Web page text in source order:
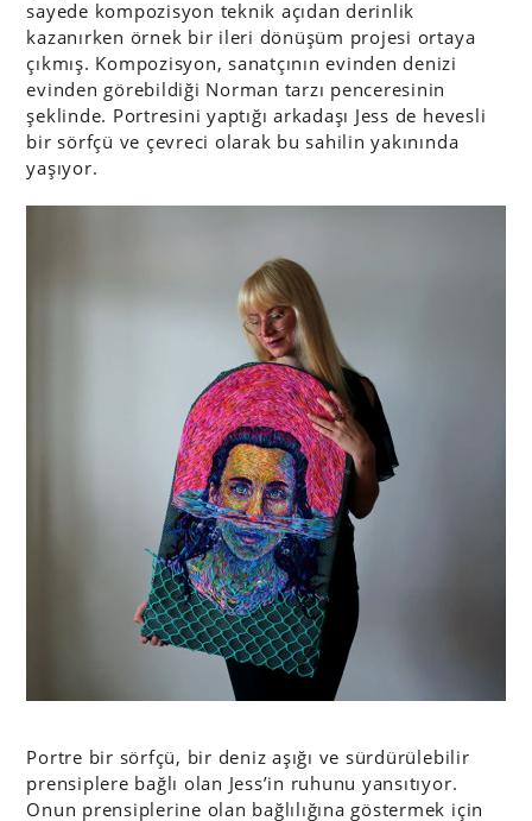
sayede kompozisyon teknik açıdan derinlik
kazanırken örnek bir ileri dönüşüm projesi ortaya
çıkmış. Kompozisyon, sanatçının evinden denizi
evinden görebildiği Norman tarzı penceresinin
şeklinde. Portresini yaptığı arkadaşı Jess de hevesli
bir sörfçü ve çevreci olarak bu sahilin yakınında
yaşıyor.
Portre bir sörfçü, bir deniz aşığı ve sürdürülebilir
prensiplere bağlı olan Jess’in ruhunu yansıtıyor.
Onun prensiplerine olan bağlılığına göstermek için